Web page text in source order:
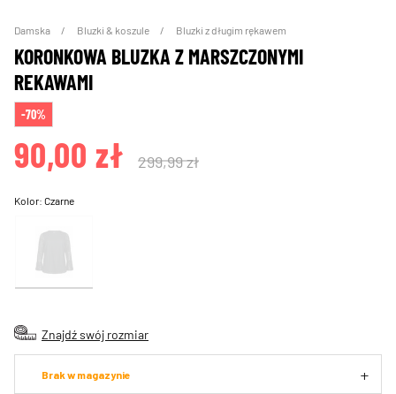
Damska Bluzki & koszule Bluzki z długim rękawem
KORONKOWA BLUZKA Z MARSZCZONYMI
REKAWAMI
-70%
90,00 zł 299,99 zł
Kolor:Czarne
Znajdź swój rozmiar
Brak w magazynie